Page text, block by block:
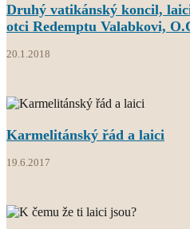
Druhý vatikánský koncil,
otci Redemptu Valabkovi,
20.1.2018
Karmelitánský řád a laici
19.6.2017